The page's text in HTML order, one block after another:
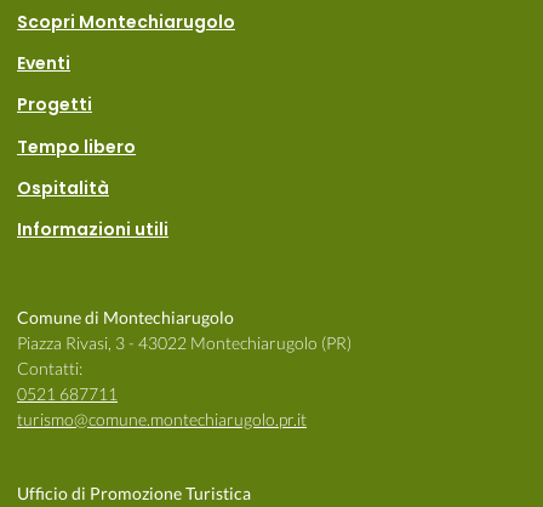
Scopri Montechiarugolo
Eventi
Progetti
Tempo libero
Ospitalità
Informazioni utili
Comune di Montechiarugolo
Piazza Rivasi, 3 - 43022 Montechiarugolo (PR)
Contatti:
0521 687711
turismo@comune.montechiarugolo.pr.it
Ufficio di Promozione Turistica